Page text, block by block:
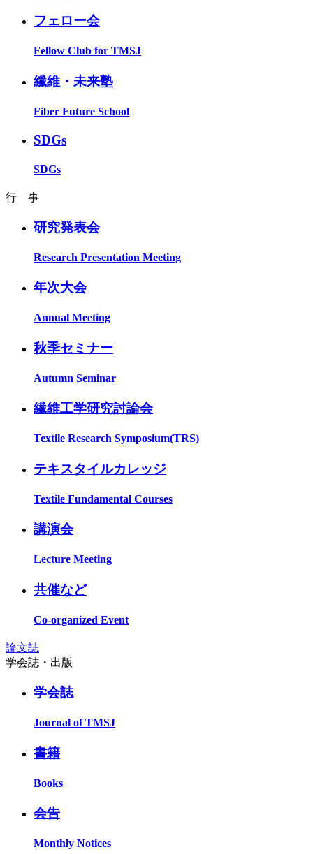
フェロー会
Fellow Club for TMSJ
繊維・未来塾
Fiber Future School
SDGs
SDGs
行 事
研究発表会
Research Presentation Meeting
年次大会
Annual Meeting
秋季セミナー
Autumn Seminar
繊維工学研究討論会
Textile Research Symposium(TRS)
テキスタイルカレッジ
Textile Fundamental Courses
講演会
Lecture Meeting
共催など
Co-organized Event
論文誌
学会誌・出版
学会誌
Journal of TMSJ
書籍
Books
会告
Monthly Notices